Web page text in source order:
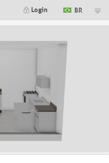
Login BR